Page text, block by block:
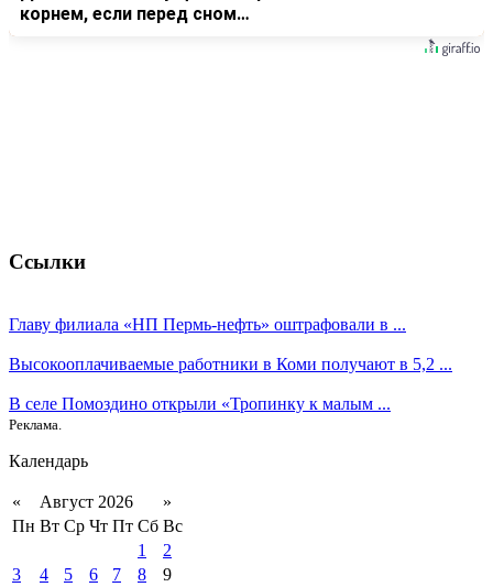
корнем, если перед сном…
Ссылки
Главу филиала «НП Пермь-нефть» оштрафовали в ...
Высокооплачиваемые работники в Коми получают в 5,2 ...
В селе Помоздино открыли «Тропинку к малым ...
Реклама.
Календарь
« Август 2026
»
Пн Вт Ср Чт Пт Сб Вс
1
2
3
4 5 6 7 8
9